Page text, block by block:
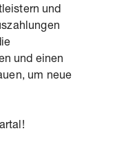
und
und einen
um neue